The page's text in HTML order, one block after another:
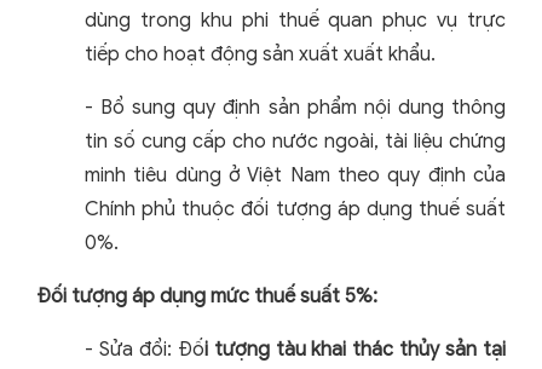
dùng trong khu phi thuế quan phục vụ trực
tiếp cho hoạt động sản xuất xuất khẩu.
- Bổ sung quy định sản phẩm nội dung thông
tin số cung cấp cho nước ngoài, tài liệu chứng
minh tiêu dùng ở Việt Nam theo quy định của
Chính phủ thuộc đối tượng áp dụng thuế suất
0%.
Đối tượng áp dụng mức thuế suất 5%:
- Sửa đổi: Đối tượng tàu khai thác thủy sản tại